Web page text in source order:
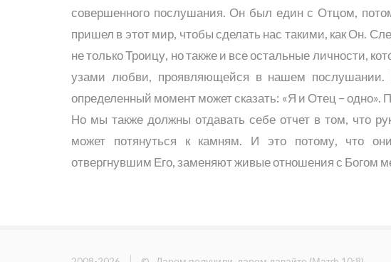
совершенного послушания. Он был един с Отцом,
пришел в этот мир, чтобы сделать нас такими, как Он.
не только Троицу, но также и все остальные личности,
узами любви, проявляющейся в нашем послушании.
определенный момент может сказать: «Я и Отец –
Но мы также должны отдавать себе отчет в том, что
может потянуться к камням. И это потому, что
отвергнувшим Его, заменяют живые отношения с Богом